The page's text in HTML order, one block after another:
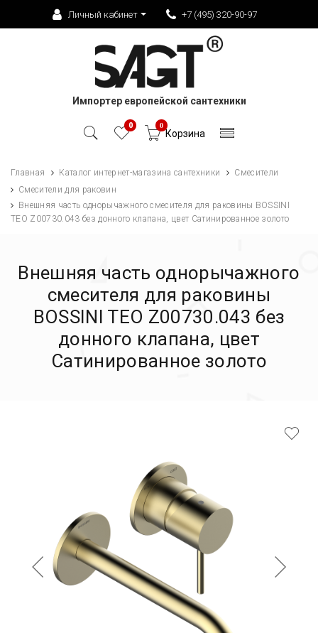
Личный кабинет +7 (495) 320-90-97
Импортер европейской сантехники
0 0
Корзина
Главная Каталог интернет-магазина сантехники
Смесители
Смесители для раковин
Внешняя часть однорычажного смесителя для раковины BOSSINI
TEO Z00730.043 без донного клапана, цвет Сатинированное золото
Внешняя часть однорычажного
смесителя для раковины
BOSSINI TEO Z00730.043 без
донного клапана, цвет
Сатинированное золото